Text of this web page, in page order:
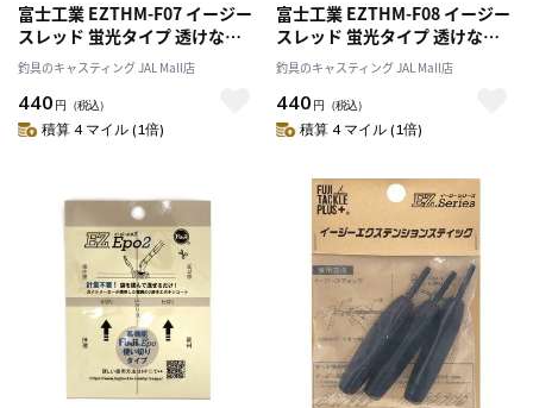
富士工業 EZTHM-F07 イージー
スレッド 蛍光タイプ 透けない
黄
釣具のキャスティング JAL Mall店
440 円 （税込）
積算 4 マイル (1倍)
富士工業 EZTHM-F08 イージー
スレッド 蛍光タイプ 透けない
オレンジ
釣具のキャスティング JAL Mall店
440 円 （税込）
積算 4 マイル (1倍)